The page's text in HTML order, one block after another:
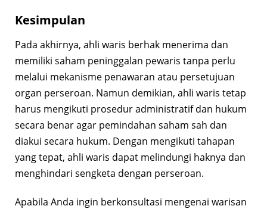
Kesimpulan
Pada akhirnya, ahli waris berhak menerima dan
memiliki saham peninggalan pewaris tanpa perlu
melalui mekanisme penawaran atau persetujuan
organ perseroan. Namun demikian, ahli waris tetap
harus mengikuti prosedur administratif dan hukum
secara benar agar pemindahan saham sah dan
diakui secara hukum. Dengan mengikuti tahapan
yang tepat, ahli waris dapat melindungi haknya dan
menghindari sengketa dengan perseroan.
Apabila Anda ingin berkonsultasi mengenai warisan